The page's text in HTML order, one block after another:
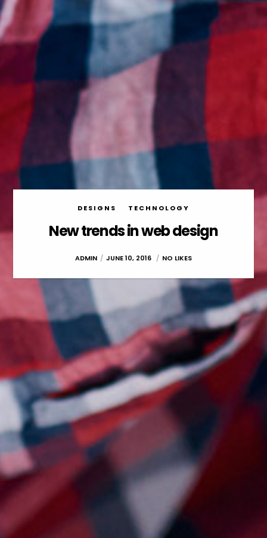
DESIGNS TECHNOLOGY
New trends in web design
ADMIN JUNE 10, 2016 NO LIKES